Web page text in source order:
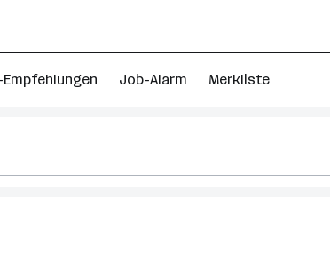
Job-Alarm Merkliste